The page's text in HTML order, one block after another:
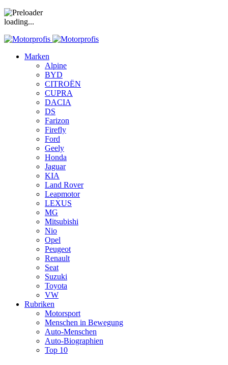
loading...
Marken
Alpine
BYD
CITROËN
CUPRA
DACIA
DS
Farizon
Firefly
Ford
Geely
Honda
Jaguar
KIA
Land Rover
Leapmotor
LEXUS
MG
Mitsubishi
Nio
Opel
Peugeot
Renault
Seat
Suzuki
Toyota
VW
Rubriken
Motorsport
Menschen in Bewegung
Auto-Menschen
Auto-Biographien
Top 10